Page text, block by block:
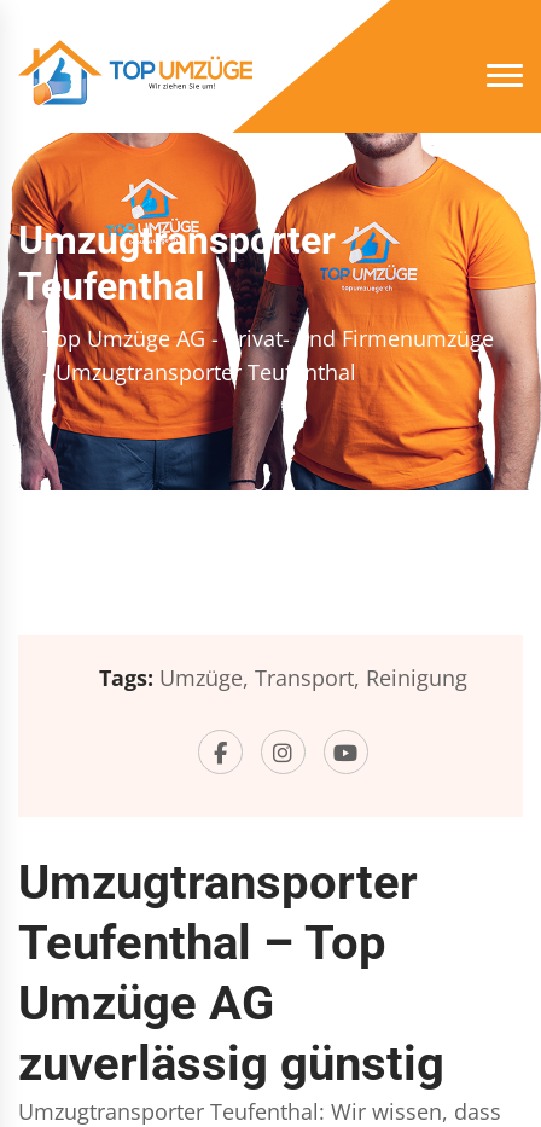
Umzugtransporter
Teufenthal
Top Umzüge AG - Privat- und Firmenumzüge
- Umzugtransporter Teufenthal
Tags: Umzüge, Transport, Reinigung
Umzugtransporter
Teufenthal – Top
Umzüge AG
zuverlässig günstig
Umzugtransporter Teufenthal: Wir wissen, dass